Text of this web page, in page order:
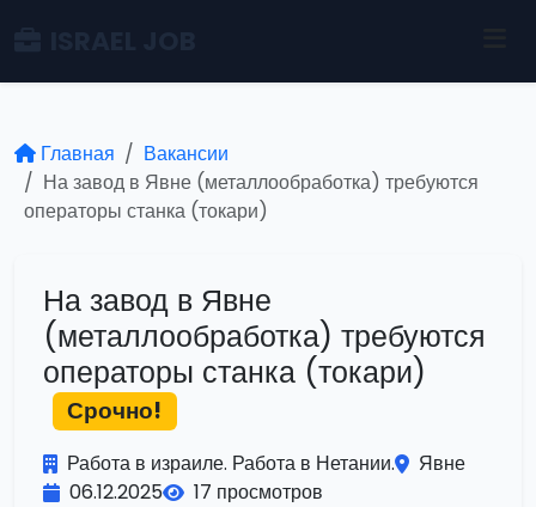
Главная
Вакансии
На завод в Явне (металлообработка) требуются
операторы станка (токари)
На завод в Явне
(металлообработка) требуются
операторы станка (токари)
Срочно!
Работа в израиле. Работа в Нетании.
Явне
06.12.2025
17 просмотров